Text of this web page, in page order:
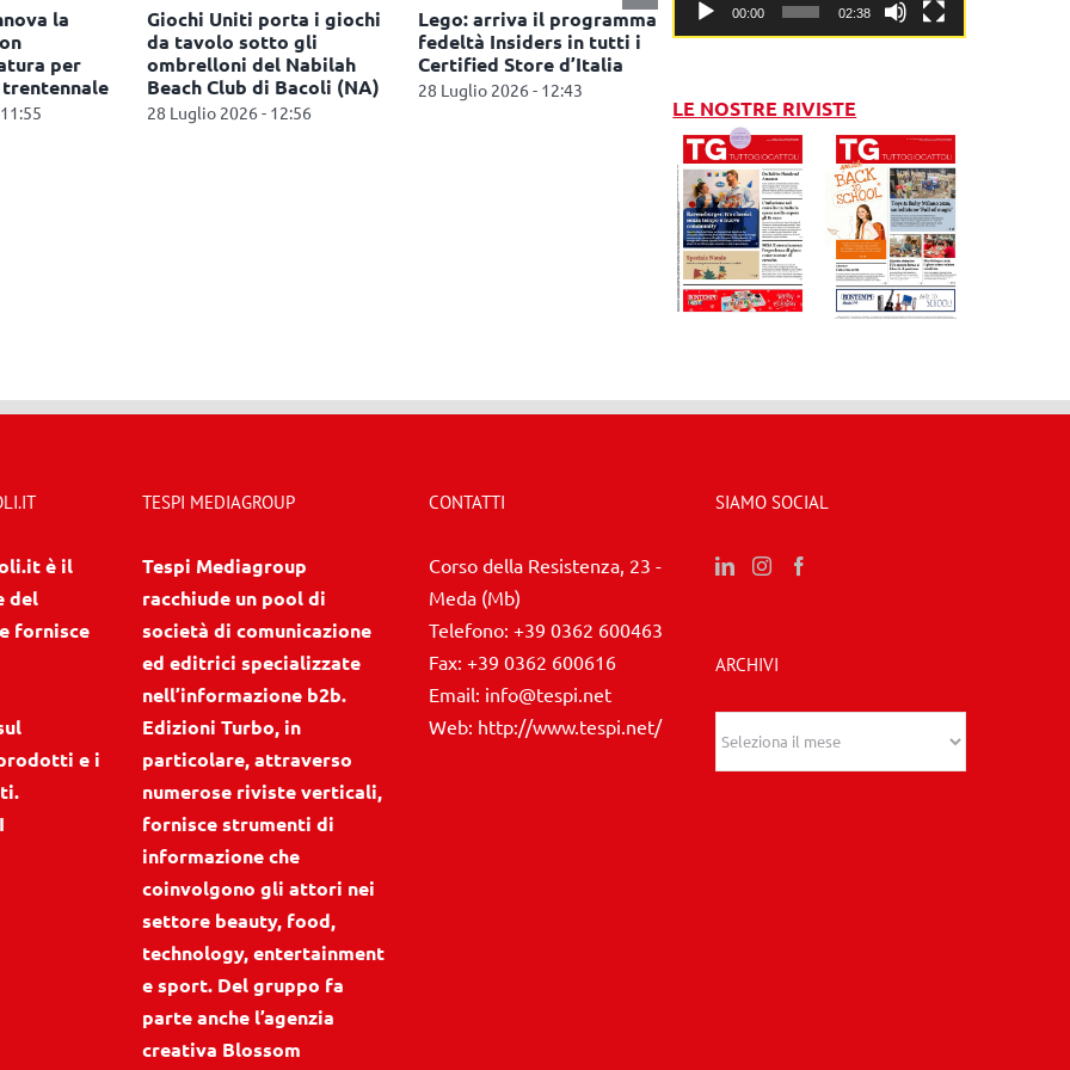
la
per
trentennale
Giochi Uniti porta i giochi
da tavolo sotto gli
ombrelloni del Nabilah
Beach Club di Bacoli (NA)
28 Luglio 2026 - 12:56
Lego: arriva il programma
fedeltà Insiders in tutti i
Certified Store d’Italia
28 Luglio 2026 - 12:43
00:00 02:38
LE NOSTRE RIVISTE
è il
del
fornisce
e i
TESPI MEDIAGROUP
Tespi Mediagroup
racchiude un pool di
società di comunicazione
ed editrici specializzate
nell’informazione b2b.
Edizioni Turbo, in
particolare, attraverso
numerose riviste verticali,
fornisce strumenti di
informazione che
coinvolgono gli attori nei
settore beauty, food,
technology, entertainment
e sport. Del gruppo fa
parte anche l’agenzia
creativa Blossom
CONTATTI
Corso della Resistenza, 23 -
Meda (Mb)
Telefono: +39 0362 600463
Fax: +39 0362 600616
Email: info@tespi.net
Web: http://www.tespi.net/
SIAMO SOCIAL
ARCHIVI